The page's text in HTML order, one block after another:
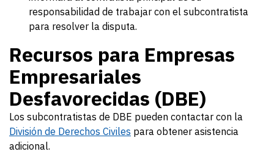
responsabilidad de trabajar con el subcontratista
para resolver la disputa.
Recursos para Empresas
Empresariales
Desfavorecidas (DBE)
Los subcontratistas de DBE pueden contactar con la
División de Derechos Civiles para obtener asistencia
adicional.